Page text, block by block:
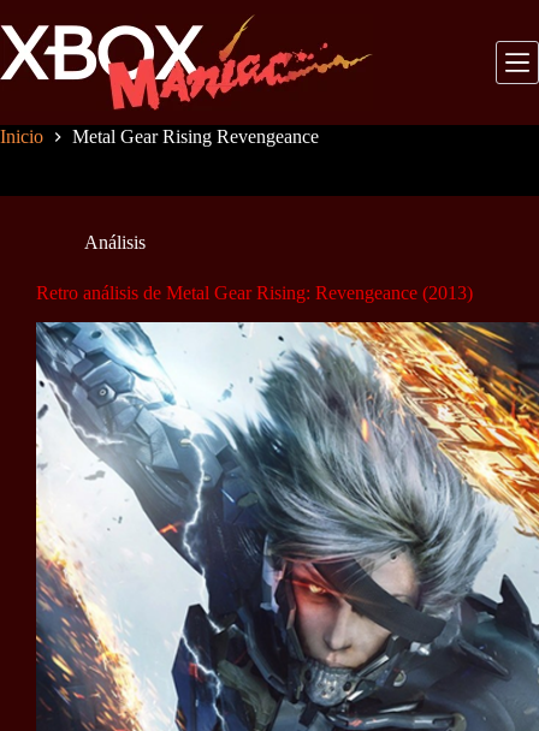
al
contenido
Inicio Metal Gear Rising Revengeance
Análisis
Retro análisis de Metal Gear Rising: Revengeance (2013)